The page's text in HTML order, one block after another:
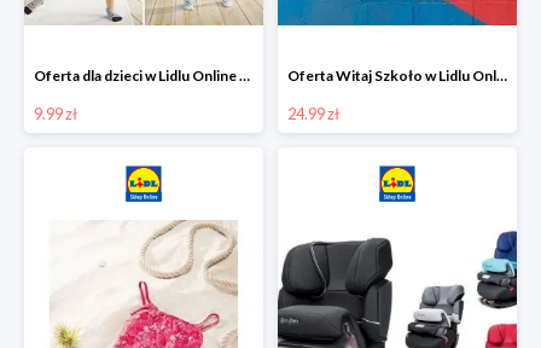
Oferta dla dzieci w Lidlu Online od 9,99 zł
9.99 zł
Oferta Witaj Szkoło w Lidlu Online od 24,99 zł
24.99 zł